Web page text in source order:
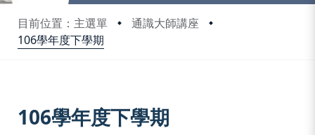
目前位置：主選單
通識大師講座
106學年度下學期
106學年度下學期